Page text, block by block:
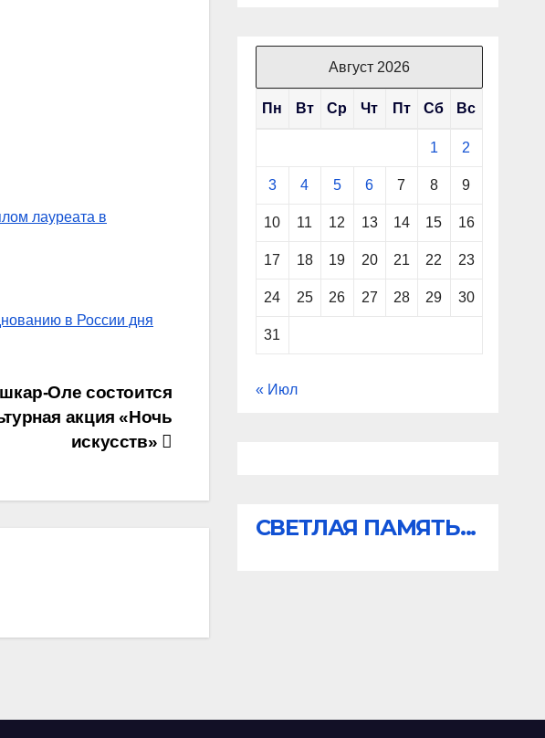
лауреата в
в России дня
Оле состоится
акция «Ночь
искусств»
Август 2026
Пн Вт Ср Чт Пт Сб Вс
1 2
3 4 5 6 7 8 9
10 11 12 13 14 15 16
17 18 19 20 21 22 23
24 25 26 27 28 29 30
31
« Июл
СВЕТЛАЯ ПАМЯТЬ...